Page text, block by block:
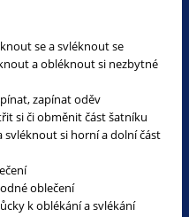
se a svléknout se
a obléknout si nezbytné
zapínat oděv
si či obměnit část šatníku
si horní a dolní část
oblečení
k oblékání a svlékání